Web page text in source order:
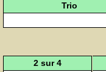
Trio
2 sur 4